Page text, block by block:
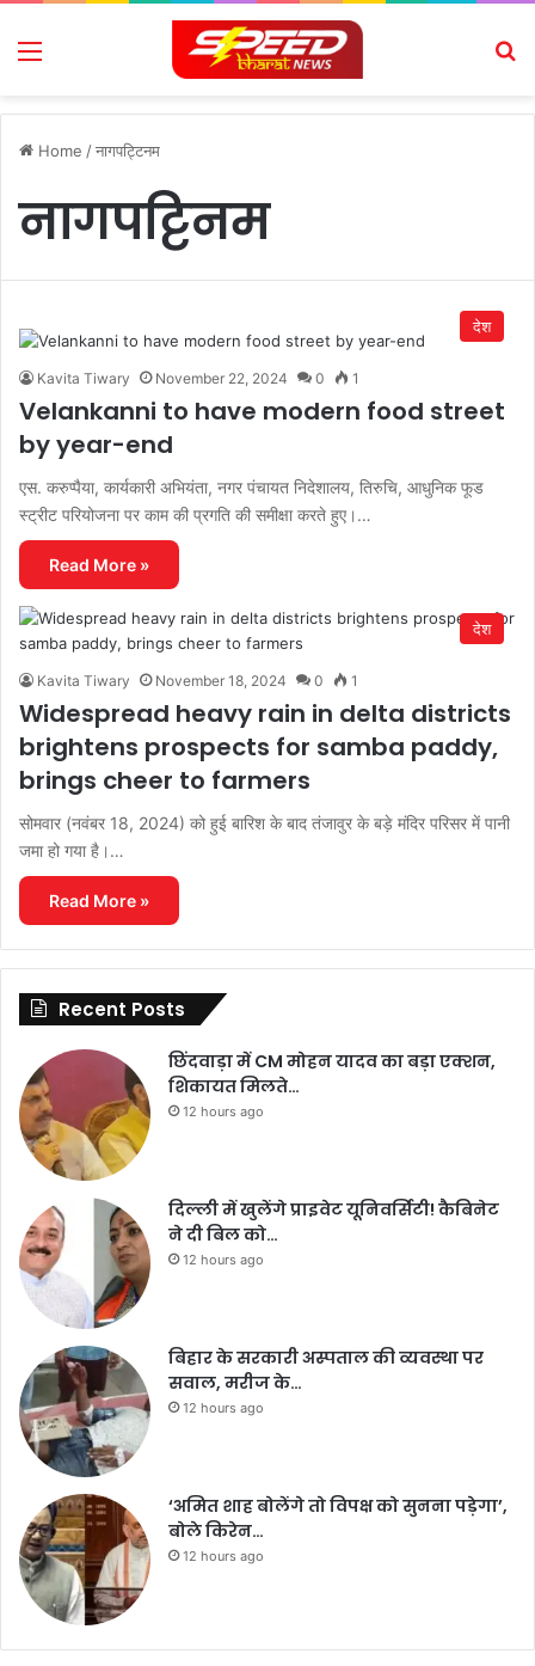
Menu
Home /नागपट्टिनम
नागपट्टिनम
देश
Kavita Tiwary November 22, 2024 0 1
Velankanni to have modern food street
by year-end
एस. करुप्पैया, कार्यकारी अभियंता, नगर पंचायत निदेशालय, तिरुचि, आधुनिक फूड
स्ट्रीट परियोजना पर काम की प्रगति की समीक्षा करते हुए।…
Read More »
देश
Kavita Tiwary November 18, 2024 0 1
Widespread heavy rain in delta districts
brightens prospects for samba paddy,
brings cheer to farmers
सोमवार (नवंबर 18, 2024) को हुई बारिश के बाद तंजावुर के बड़े मंदिर परिसर में पानी
जमा हो गया है।…
Read More »
Recent Posts
छिंदवाड़ा में CM मोहन यादव का बड़ा एक्शन,
शिकायत मिलते…
12 hours ago
दिल्ली में खुलेंगे प्राइवेट यूनिवर्सिटी! कैबिनेट
ने दी बिल को…
12 hours ago
बिहार के सरकारी अस्पताल की व्यवस्था पर
सवाल, मरीज के…
12 hours ago
‘अमित शाह बोलेंगे तो विपक्ष को सुनना पड़ेगा’,
बोले किरेन…
12 hours ago